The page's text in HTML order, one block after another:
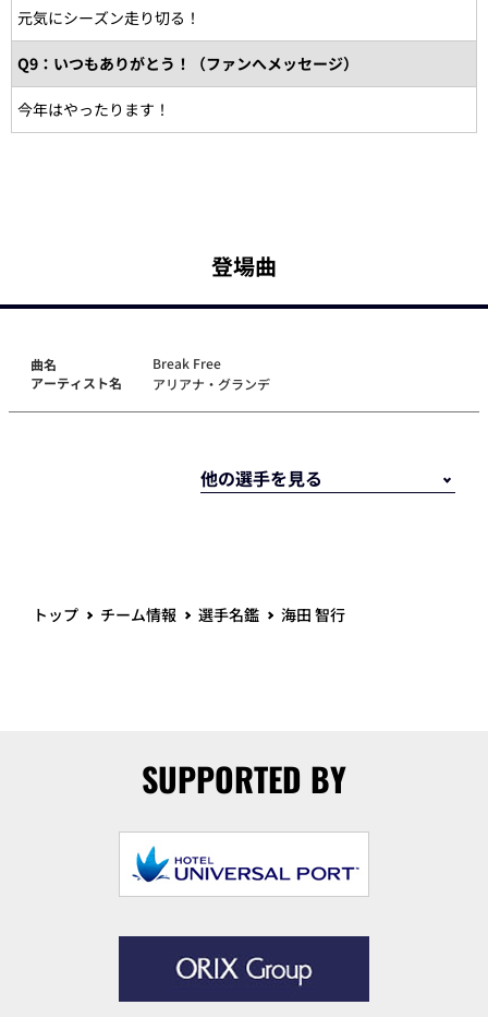
元気にシーズン走り切る！
Q9：いつもありがとう！（ファンへメッセージ）
今年はやったります！
登場曲
曲名
アーティスト名
Break Free
アリアナ・グランデ
トップ チーム情報 選手名鑑 海田 智行
SUPPORTED BY